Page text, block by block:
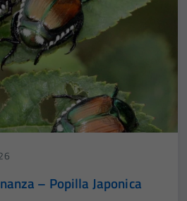
– Popilla Japonica